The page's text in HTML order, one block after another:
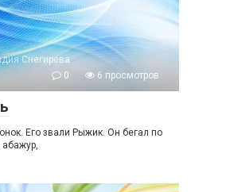
Снегирева
0
6 просмотров
Его звали Рыжик. Он бегал по